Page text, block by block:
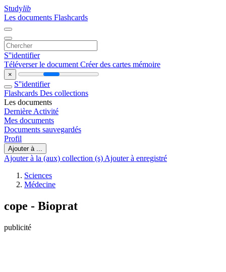
Studylib
Les documents Flashcards
S''identifier
Téléverser le document Créer des cartes mémoire
×
S''identifier
Flashcards Des collections
Les documents
Dernière Activité
Mes documents
Documents sauvegardés
Profil
Ajouter à ...
Ajouter à la (aux) collection (s) Ajouter à enregistré
Sciences
Médecine
cope - Bioprat
publicité